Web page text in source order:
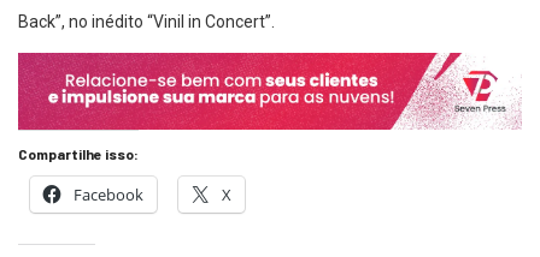
Back”, no inédito “Vinil in Concert”.
Compartilhe isso:
Facebook X